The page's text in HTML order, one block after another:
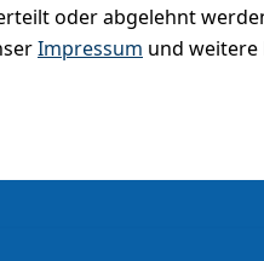
oder abgelehnt
Impressum und weitere